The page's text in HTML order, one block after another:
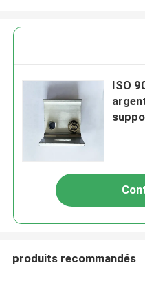
ISO
produits recommandés